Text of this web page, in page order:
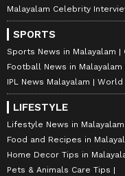
Malayalam Celebrity
SPORTS
Sports News in Malayalam
Football News in Malayalam
IPL News Malayalam
World
LIFESTYLE
Lifestyle News in Malayalam
Food and Recipes in
Home Decor Tips in
Pets & Animals Care Tips